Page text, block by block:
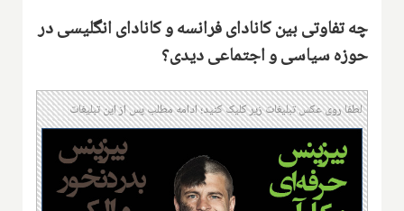
چه تفاوتی بین کانادای فرانسه و کانادای انگلیسی در
حوزه سیاسی و اجتماعی دیدی‌؟
لطفا روی عکس تبلیغات زیر کلیک کنید؛ ادامه مطلب پس از این تبلیغات